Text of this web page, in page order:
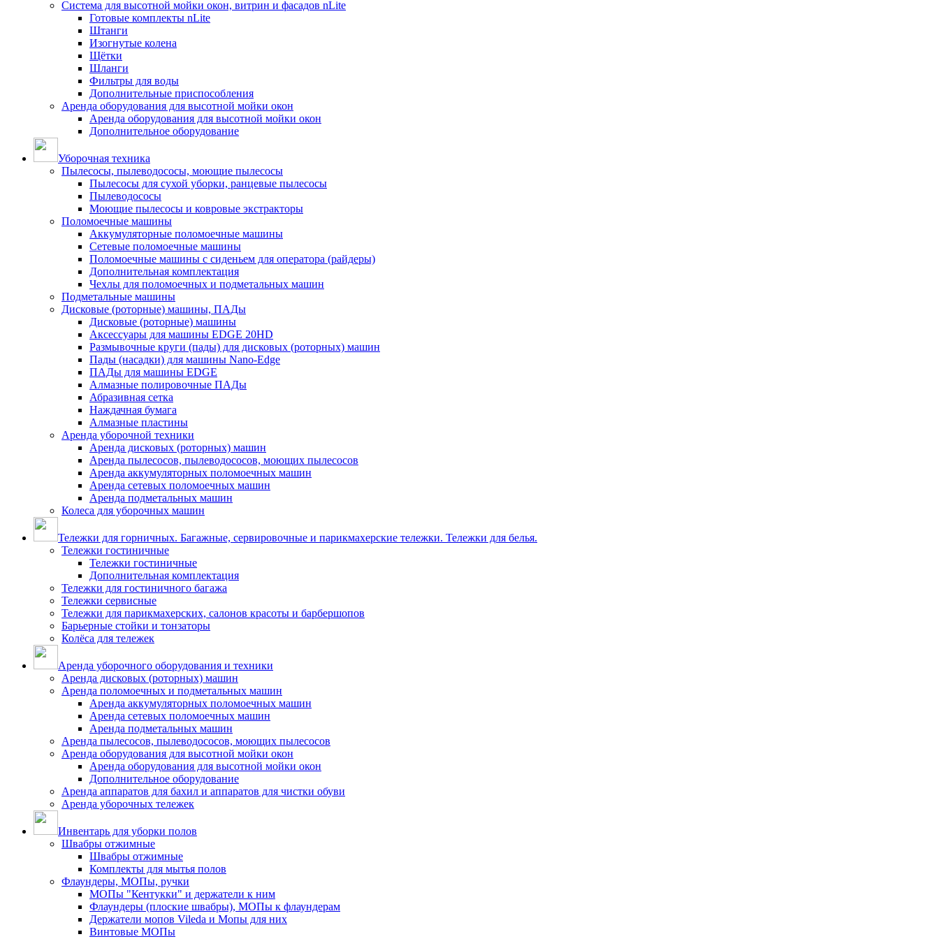
Система для высотной мойки окон, витрин и фасадов nLite
Готовые комплекты nLite
Штанги
Изогнутые колена
Щётки
Шланги
Фильтры для воды
Дополнительные приспособления
Аренда оборудования для высотной мойки окон
Аренда оборудования для высотной мойки окон
Дополнительное оборудование
Уборочная техника
Пылесосы, пылеводососы, моющие пылесосы
Пылесосы для сухой уборки, ранцевые пылесосы
Пылеводососы
Моющие пылесосы и ковровые экстракторы
Поломоечные машины
Аккумуляторные поломоечные машины
Сетевые поломоечные машины
Поломоечные машины с сиденьем для оператора (райдеры)
Дополнительная комплектация
Чехлы для поломоечных и подметальных машин
Подметальные машины
Дисковые (роторные) машины, ПАДы
Дисковые (роторные) машины
Аксессуары для машины EDGE 20HD
Размывочные круги (пады) для дисковых (роторных) машин
Пады (насадки) для машины Nano-Edge
ПАДы для машины EDGE
Алмазные полировочные ПАДы
Абразивная сетка
Наждачная бумага
Алмазные пластины
Аренда уборочной техники
Аренда дисковых (роторных) машин
Аренда пылесосов, пылеводососов, моющих пылесосов
Аренда аккумуляторных поломоечных машин
Аренда сетевых поломоечных машин
Аренда подметальных машин
Колеса для уборочных машин
Тележки для горничных. Багажные, сервировочные и парикмахерские тележки. Тележки для белья.
Тележки гостиничные
Тележки гостиничные
Дополнительная комплектация
Тележки для гостиничного багажа
Тележки сервисные
Тележки для парикмахерских, салонов красоты и барбершопов
Барьерные стойки и тонзаторы
Колёса для тележек
Аренда уборочного оборудования и техники
Аренда дисковых (роторных) машин
Аренда поломоечных и подметальных машин
Аренда аккумуляторных поломоечных машин
Аренда сетевых поломоечных машин
Аренда подметальных машин
Аренда пылесосов, пылеводососов, моющих пылесосов
Аренда оборудования для высотной мойки окон
Аренда оборудования для высотной мойки окон
Дополнительное оборудование
Аренда аппаратов для бахил и аппаратов для чистки обуви
Аренда уборочных тележек
Инвентарь для уборки полов
Швабры отжимные
Швабры отжимные
Комплекты для мытья полов
Флаундеры, МОПы, ручки
МОПы "Кентукки" и держатели к ним
Флаундеры (плоские швабры), МОПы к флаундерам
Держатели мопов Vileda и Мопы для них
Винтовые МОПы